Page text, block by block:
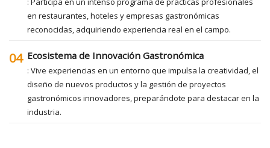
en restaurantes, hoteles y empresas gastronómicas
reconocidas, adquiriendo experiencia real en el campo.
04 Ecosistema de Innovación Gastronómica
: Vive experiencias en un entorno que impulsa la creatividad, el
diseño de nuevos productos y la gestión de proyectos
gastronómicos innovadores, preparándote para destacar en la
industria.